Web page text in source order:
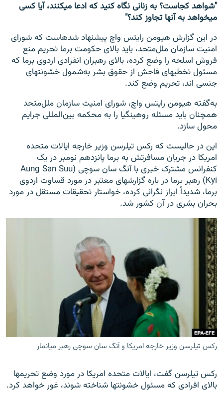
"شواهد کجاست؟ به زنانی نگاه کنید که ادعا می‎کنند، آیا کسی
می‎خواهد به آن‎ها تجاوز کند؟"
در این گزارش هیومن رایتس واچ پیشنهاد شده‎است که شورای
امنیت سازمان ملل‌متحد، باید بالای حکومت برما تحریم منع
فروش اسلحه را وضع کرده، بالای رهبران انفرادی اردوی برما که
مسئول تخطی‎های فاحش از حقوق بشر به‌شمول خشونت‎های
جنسی اند، تحریم وضع کند.
به‌گفته هیومن رایتس واچ، شورای امنیت سازمان ملل‌متحد
همچنان باید مسئله روهینگیا را به محکمه بین‌المللی جرایم
محول سازد.
این در حالیست که رکس تیلرسن وزیر خارجه ایالات متحده
امریکا در جریان مسافرتش به برما پانزدهم نومبر در یک
کنفرانس مشترک خبری با آنگ سان سوچی (Aung San Suu
Kyi) رهبر برما در باره گزارش‎های معتبر در مورد قساوت اردوی
برما، شدیداً ابراز نگرانی کرده، خواستار تحقیقات مستقل در مورد
بحران بشری در آن کشور شد.
رکس تیلرسن وزیر خارجه امریکا و آنگ سان سوچی رهبر میانمار
رکس تیلرسن گفت، ایالات متحده امریکا در مورد وضع تحریم‎ها
بالای افرادی که مسئول خشونت‎ها شناخته شوند، غور خواهد کرد.